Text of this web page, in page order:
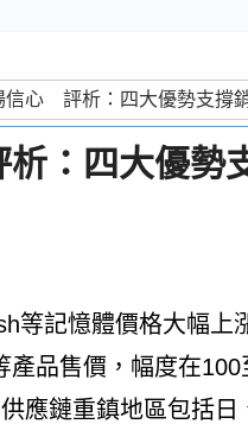
：四大優勢
等記憶體價格大幅上
品售價，幅度在
應鏈重鎮地區包括日